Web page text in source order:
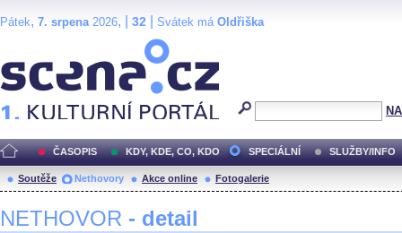
Pátek, 7. srpena2026, | 32 Svátek má Oldřiška
ČASOPIS KDY, KDE, CO, KDO SPECIÁLNÍ SLUŽBY/INFO
Soutěže Nethovory Akce online Fotogalerie
NETHOVOR - detail